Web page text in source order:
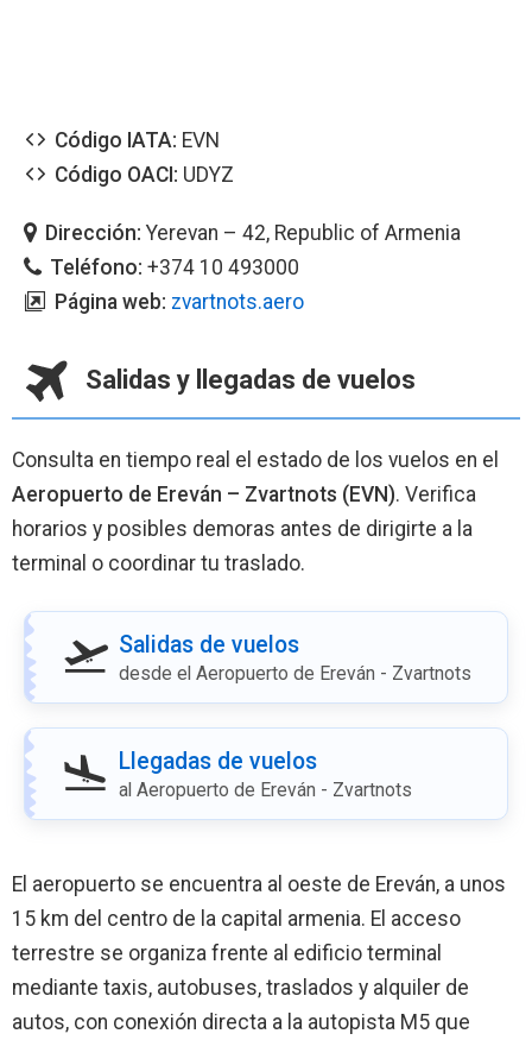
Código IATA: EVN
Código OACI: UDYZ
Dirección: Yerevan – 42, Republic of Armenia
Teléfono: +374 10 493000
Página web: zvartnots.aero
Salidas y llegadas de vuelos
Consulta en tiempo real el estado de los vuelos en el
Aeropuerto de Ereván – Zvartnots (EVN). Verifica
horarios y posibles demoras antes de dirigirte a la
terminal o coordinar tu traslado.
Salidas de vuelos
desde el Aeropuerto de Ereván - Zvartnots
Llegadas de vuelos
al Aeropuerto de Ereván - Zvartnots
El aeropuerto se encuentra al oeste de Ereván, a unos
15 km del centro de la capital armenia. El acceso
terrestre se organiza frente al edificio terminal
mediante taxis, autobuses, traslados y alquiler de
autos, con conexión directa a la autopista M5 que